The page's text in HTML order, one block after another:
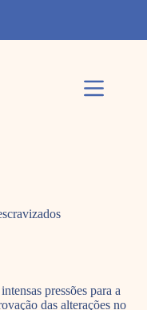
pressões para a
das alterações no